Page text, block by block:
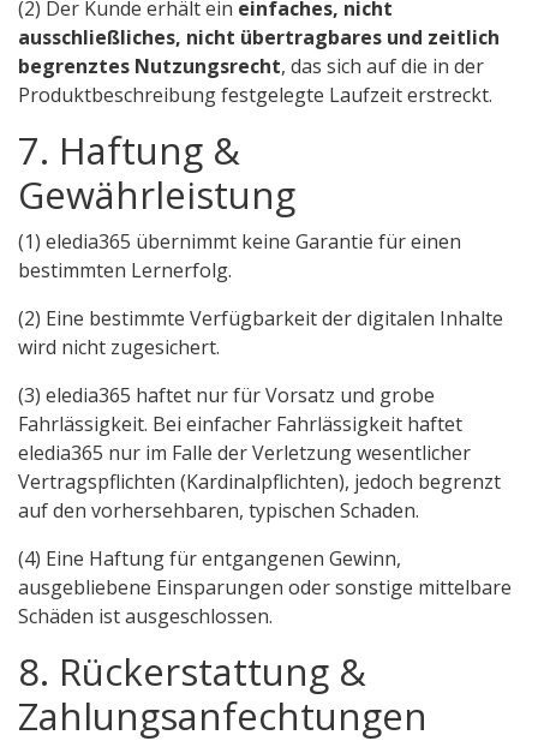
(2) Der Kunde erhält ein einfaches, nicht
ausschließliches, nicht übertragbares und zeitlich
begrenztes Nutzungsrecht, das sich auf die in der
Produktbeschreibung festgelegte Laufzeit erstreckt.
7. Haftung &
Gewährleistung
(1) eledia365 übernimmt keine Garantie für einen
bestimmten Lernerfolg.
(2) Eine bestimmte Verfügbarkeit der digitalen Inhalte
wird nicht zugesichert.
(3) eledia365 haftet nur für Vorsatz und grobe
Fahrlässigkeit. Bei einfacher Fahrlässigkeit haftet
eledia365 nur im Falle der Verletzung wesentlicher
Vertragspflichten (Kardinalpflichten), jedoch begrenzt
auf den vorhersehbaren, typischen Schaden.
(4) Eine Haftung für entgangenen Gewinn,
ausgebliebene Einsparungen oder sonstige mittelbare
Schäden ist ausgeschlossen.
8. Rückerstattung &
Zahlungsanfechtungen